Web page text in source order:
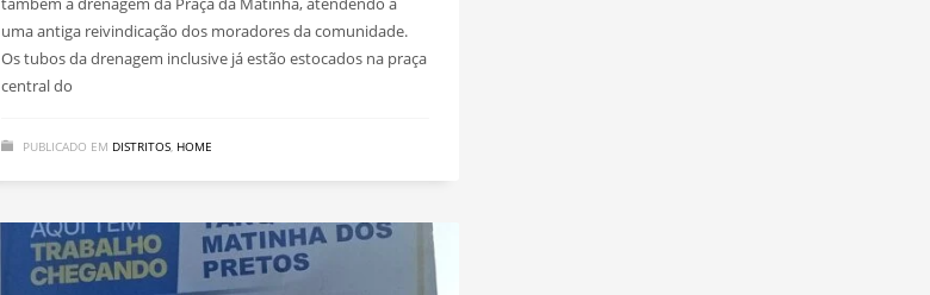
uma antiga reivindicação dos moradores da comunidade.
Os tubos da drenagem inclusive já estão estocados na praça
central do
PUBLICADO EM DISTRITOS, HOME